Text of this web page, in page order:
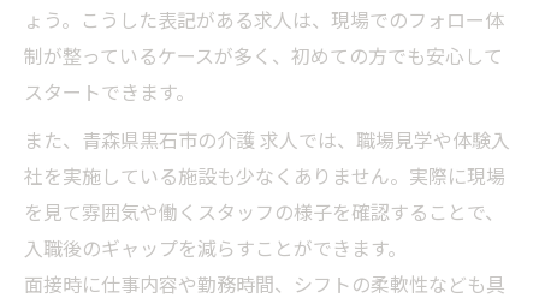
ょう。こうした表記がある求人は、現場でのフォロー体
制が整っているケースが多く、初めての方でも安心して
スタートできます。
また、青森県黒石市の介護 求人では、職場見学や体験入
社を実施している施設も少なくありません。実際に現場
を見て雰囲気や働くスタッフの様子を確認することで、
入職後のギャップを減らすことができます。
面接時に仕事内容や勤務時間、シフトの柔軟性なども具